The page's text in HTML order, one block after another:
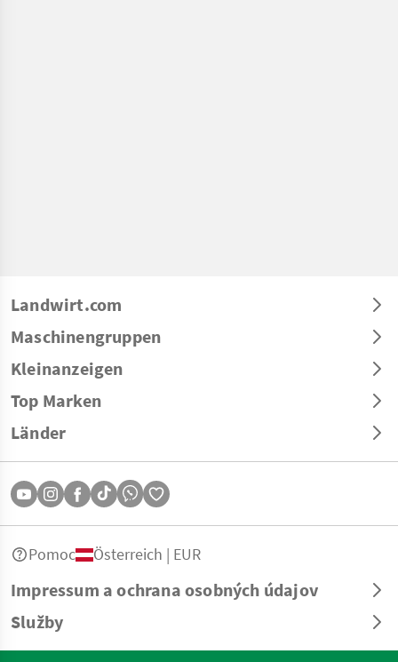
Landwirt.com
Maschinengruppen
Kleinanzeigen
Top Marken
Länder
Impressum a ochrana osobných údajov
Služby
Pomoc Österreich | EUR